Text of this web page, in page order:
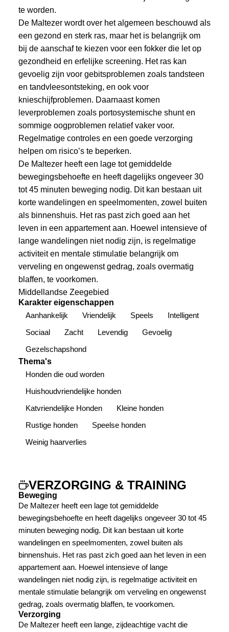
te worden.
De Maltezer wordt over het algemeen beschouwd als
een gezond en sterk ras, maar het is belangrijk om
bij de aanschaf te kiezen voor een fokker die let op
gezondheid en erfelijke screening. Het ras kan
gevoelig zijn voor gebitsproblemen zoals tandsteen
en tandvleesontsteking, en ook voor
knieschijfproblemen. Daarnaast komen
leverproblemen zoals portosystemische shunt en
sommige oogproblemen relatief vaker voor.
Regelmatige controles en een goede verzorging
helpen om risico’s te beperken.
De Maltezer heeft een lage tot gemiddelde
bewegingsbehoefte en heeft dagelijks ongeveer 30
tot 45 minuten beweging nodig. Dit kan bestaan uit
korte wandelingen en speelmomenten, zowel buiten
als binnenshuis. Het ras past zich goed aan het
leven in een appartement aan. Hoewel intensieve of
lange wandelingen niet nodig zijn, is regelmatige
activiteit en mentale stimulatie belangrijk om
verveling en ongewenst gedrag, zoals overmatig
blaffen, te voorkomen.
Middellandse Zeegebied
Karakter eigenschappen
Aanhankelijk
Vriendelijk Speels
Intelligent
Sociaal
Zacht Levendig
Gevoelig
Gezelschapshond
Thema's
Honden die oud worden
Huishoudvriendelijke honden
Katvriendelijke Honden
Kleine honden
Rustige honden
Speelse honden
Weinig haarverlies
VERZORGING & TRAINING
Beweging
De Maltezer heeft een lage tot gemiddelde
bewegingsbehoefte en heeft dagelijks ongeveer 30 tot 45
minuten beweging nodig. Dit kan bestaan uit korte
wandelingen en speelmomenten, zowel buiten als
binnenshuis. Het ras past zich goed aan het leven in een
appartement aan. Hoewel intensieve of lange
wandelingen niet nodig zijn, is regelmatige activiteit en
mentale stimulatie belangrijk om verveling en ongewenst
gedrag, zoals overmatig blaffen, te voorkomen.
Verzorging
De Maltezer heeft een lange, zijdeachtige vacht die